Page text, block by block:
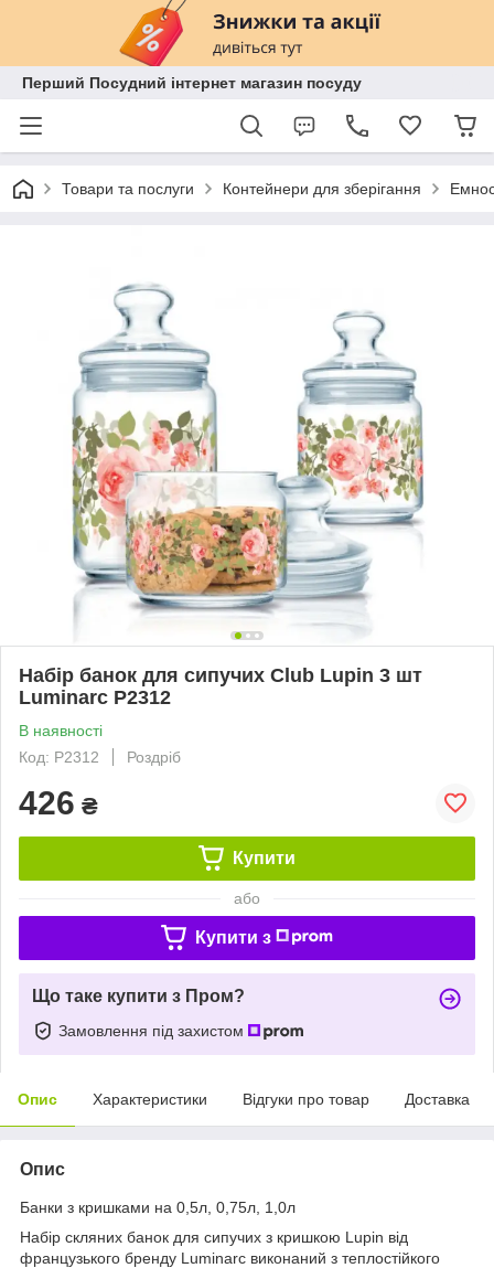
Перший Посудний інтернет магазин посуду
Товари та послуги Контейнери для зберігання
Набір банок для сипучих Club Lupin 3 шт
Luminarc Р2312
В наявності
Код: P2312
Роздріб
426 ₴
Купити
або
Купити з
Що таке купити з Пром?
Замовлення під захистом
Опис Характеристики Відгуки про товар Доставка
Опис
Банки з кришками на 0,5л, 0,75л, 1,0л
Набір скляних банок для сипучих з кришкою Lupin від
французького бренду Luminarc виконаний з теплостійкого